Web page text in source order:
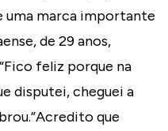
uma marca importante
de 29 anos,
feliz porque na
disputei, cheguei a
que